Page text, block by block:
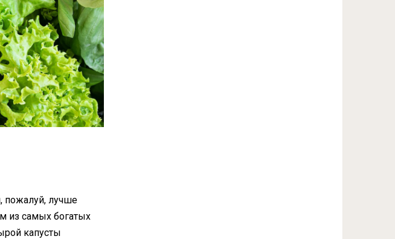
пожалуй, лучше
из самых богатых
капусты